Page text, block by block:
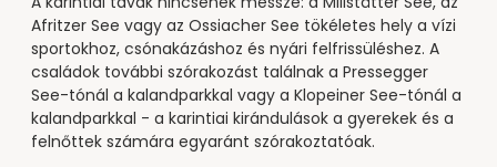
Afritzer See vagy az Ossiacher See tökéletes hely a vízi
sportokhoz, csónakázáshoz és nyári felfrissüléshez. A
családok további szórakozást találnak a Pressegger
See-tónál a kalandparkkal vagy a Klopeiner See-tónál a
kalandparkkal - a karintiai kirándulások a gyerekek és a
felnőttek számára egyaránt szórakoztatóak.